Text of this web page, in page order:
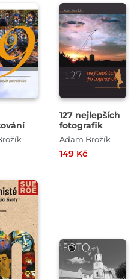
127 nejlepších
fotografik
Adam Brožík
149 Kč